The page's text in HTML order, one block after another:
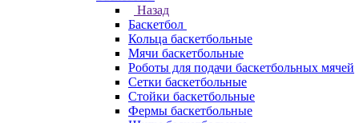
Назад
Баскетбол
Кольца баскетбольные
Мячи баскетбольные
Роботы для подачи баскетбольных мячей
Сетки баскетбольные
Стойки баскетбольные
Фермы баскетбольные